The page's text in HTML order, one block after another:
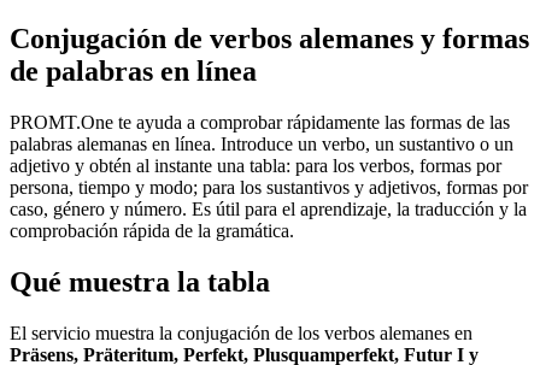
Conjugación de verbos alemanes y formas
de palabras en línea
PROMT.One te ayuda a comprobar rápidamente las formas de las
palabras alemanas en línea. Introduce un verbo, un sustantivo o un
adjetivo y obtén al instante una tabla: para los verbos, formas por
persona, tiempo y modo; para los sustantivos y adjetivos, formas por
caso, género y número. Es útil para el aprendizaje, la traducción y la
comprobación rápida de la gramática.
Qué muestra la tabla
El servicio muestra la conjugación de los verbos alemanes en
Präsens, Präteritum, Perfekt, Plusquamperfekt, Futur I y